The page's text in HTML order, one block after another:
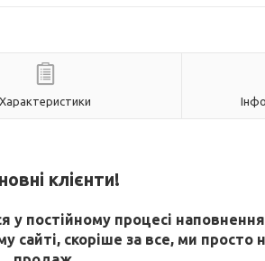
Характеристики
клієнти!
постійному процесі
скоріше за все, ми просто